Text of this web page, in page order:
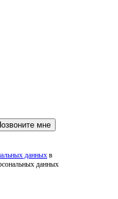
мне
данных в
данных